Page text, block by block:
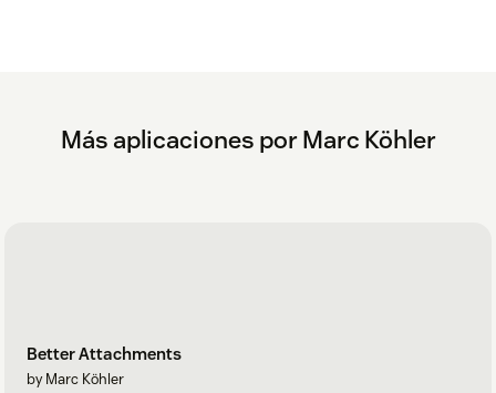
Más aplicaciones por Marc Köhler
Better Attachments
by Marc Köhler